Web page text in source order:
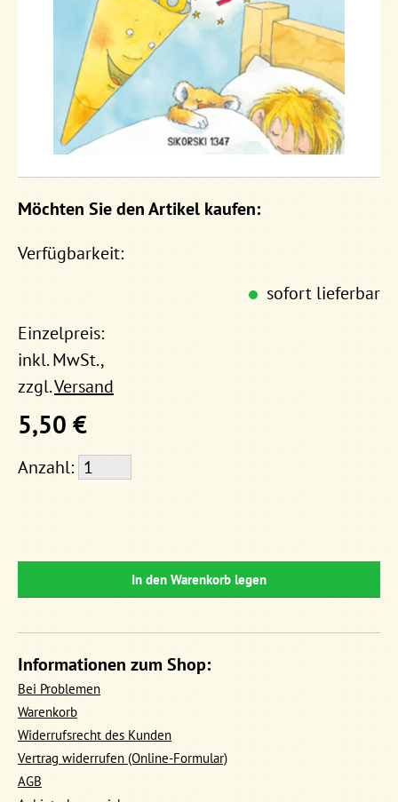
Möchten Sie den Artikel kaufen:
Verfügbarkeit:
sofort lieferbar
Einzelpreis:
inkl. MwSt.,
zzgl.Versand
5,50 €
Anzahl:
In den Warenkorb legen
Informationen zum Shop:
Bei Problemen
Warenkorb
Widerrufsrecht des Kunden
Vertrag widerrufen (Online-Formular)
AGB